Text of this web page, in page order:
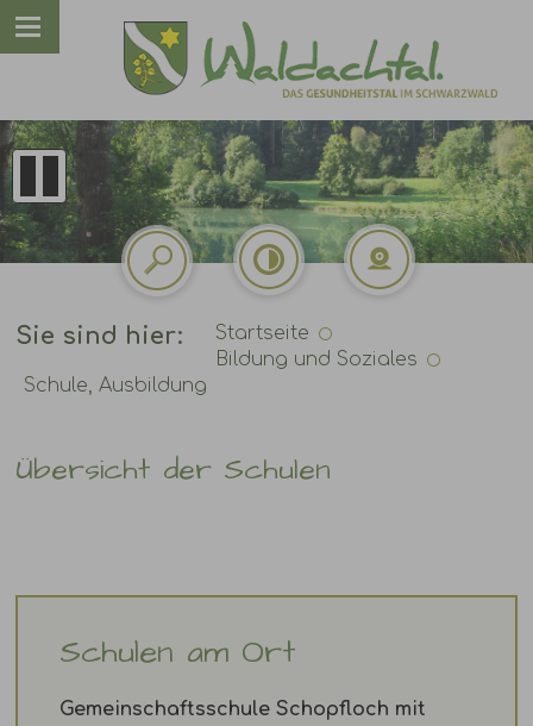
Sie sind hier:
Startseite
Bildung und Soziales
Schule, Ausbildung
Übersicht der Schulen
Schulen am Ort
Gemeinschaftsschule Schopfloch mit